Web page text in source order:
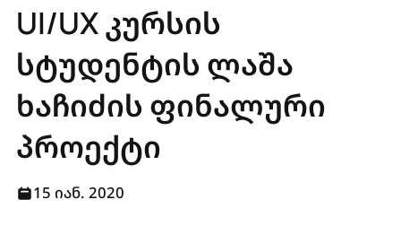
UI/UX კურსის
სტუდენტის ლაშა
ხაჩიძის ფინალური
პროექტი
15 იან. 2020